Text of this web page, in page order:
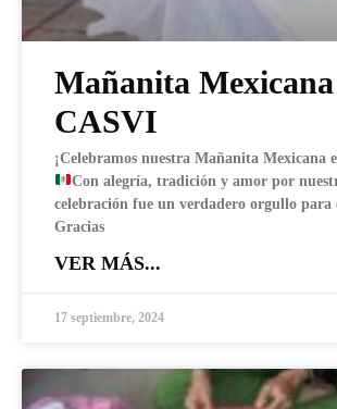
Mañanita Mexicana
CASVI
¡Celebramos nuestra Mañanita Mexicana
Con alegría, tradición y amor por
celebración fue un verdadero orgullo para
Gracias
VER MÁS...
17 septiembre, 2024